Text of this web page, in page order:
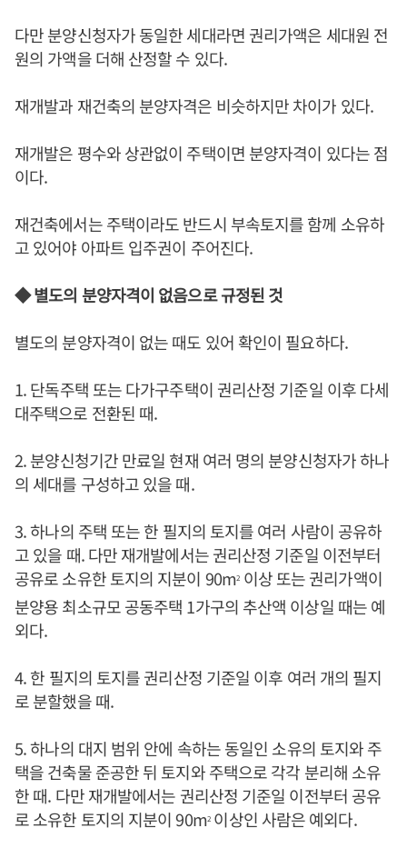
다만 분양신청자가 동일한 세대라면 권리가액은 세대원 전
원의 가액을 더해 산정할 수 있다.
재개발과 재건축의 분양자격은 비슷하지만 차이가 있다.
재개발은 평수와 상관없이 주택이면 분양자격이 있다는 점
이다.
재건축에서는 주택이라도 반드시 부속토지를 함께 소유하
고 있어야 아파트 입주권이 주어진다.
◆ 별도의 분양자격이 없음으로 규정된 것
별도의 분양자격이 없는 때도 있어 확인이 필요하다.
1. 단독주택 또는 다가구주택이 권리산정 기준일 이후 다세
대주택으로 전환된 때.
2. 분양신청기간 만료일 현재 여러 명의 분양신청자가 하나
의 세대를 구성하고 있을 때.
3. 하나의 주택 또는 한 필지의 토지를 여러 사람이 공유하
고 있을 때. 다만 재개발에서는 권리산정 기준일 이전부터
공유로 소유한 토지의 지분이 90m2이상 또는 권리가액이
분양용 최소규모 공동주택 1가구의 추산액 이상일 때는 예
외다.
4. 한 필지의 토지를 권리산정 기준일 이후 여러 개의 필지
로 분할했을 때.
5. 하나의 대지 범위 안에 속하는 동일인 소유의 토지와 주
택을 건축물 준공한 뒤 토지와 주택으로 각각 분리해 소유
한 때. 다만 재개발에서는 권리산정 기준일 이전부터 공유
로 소유한 토지의 지분이 90m2이상인 사람은 예외다.